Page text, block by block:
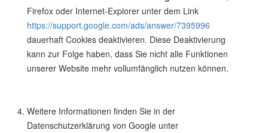
Firefox oder Internet-Explorer unter dem Link
https://support.google.com/ads/answer/7395996
dauerhaft Cookies deaktivieren. Diese Deaktivierung
kann zur Folge haben, dass Sie nicht alle Funktionen
unserer Website mehr vollumfänglich nutzen können.
Weitere Informationen finden Sie in der
Datenschutzerklärung von Google unter